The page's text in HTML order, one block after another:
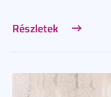
Részletek